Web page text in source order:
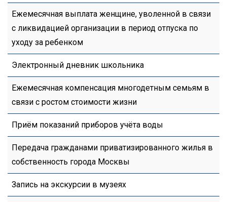
Ежемесячная выплата женщине, уволенной в связи
с ликвидацией организации в период отпуска по
уходу за ребенком
Электронный дневник школьника
Ежемесячная компенсация многодетным семьям в
связи с ростом стоимости жизни
Приём показаний приборов учёта воды
Передача гражданами приватизированного жилья в
собственность города Москвы
Запись на экскурсии в музеях